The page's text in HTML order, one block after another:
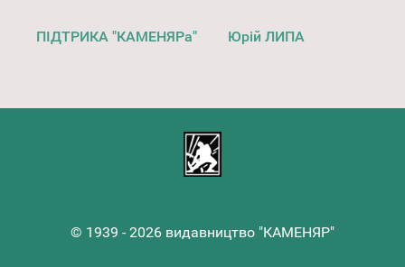
ПІДТРИКА "КАМЕНЯРа" Юрій ЛИПА
© 1939 - 2026 видавництво "КАМЕНЯР"